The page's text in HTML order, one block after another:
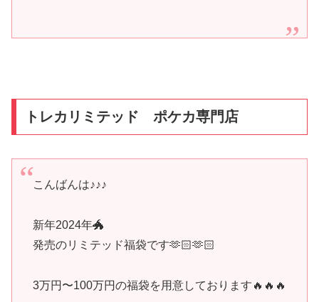
トレカリミテッド ポケカ専門店
こんばんは♪♪♪
新年2024年🐲
発売のリミテッド福袋です🫶🏻🫶🏻
3万円〜100万円の福袋を用意しております🔥🔥🔥